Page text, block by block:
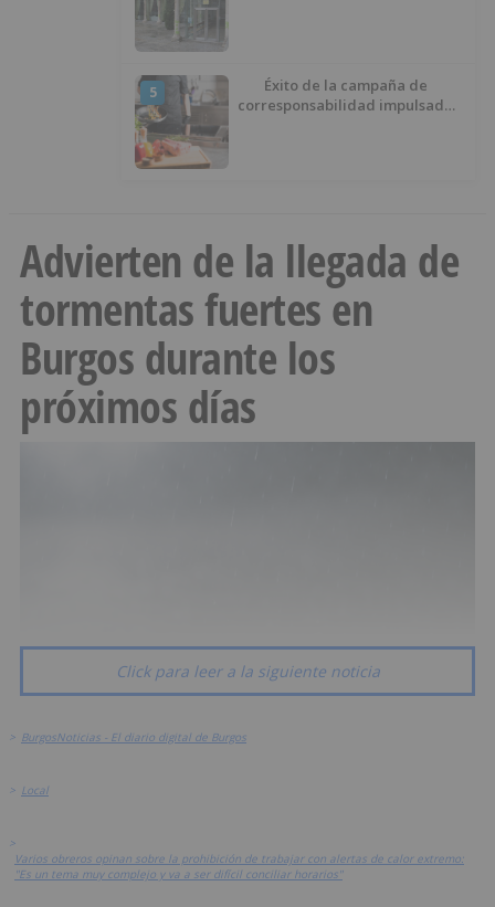
5
Éxito de la campaña de
corresponsabilidad impulsada
Advierten de la llegada de
tormentas fuertes en
Burgos durante los
próximos días
Click para leer a la siguiente noticia
> BurgosNoticias - El diario digital de Burgos
> Local
>
Varios obreros opinan sobre la prohibición de trabajar con alertas de calor extremo:
"Es un tema muy complejo y va a ser difícil conciliar horarios"